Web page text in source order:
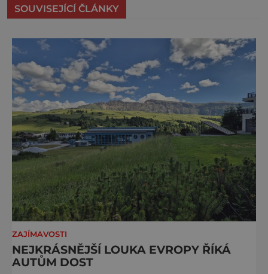
SOUVISEJÍCÍ ČLÁNKY
ZAJÍMAVOSTI
NEJKRÁSNĚJŠÍ LOUKA EVROPY ŘÍKÁ
AUTŮM DOST